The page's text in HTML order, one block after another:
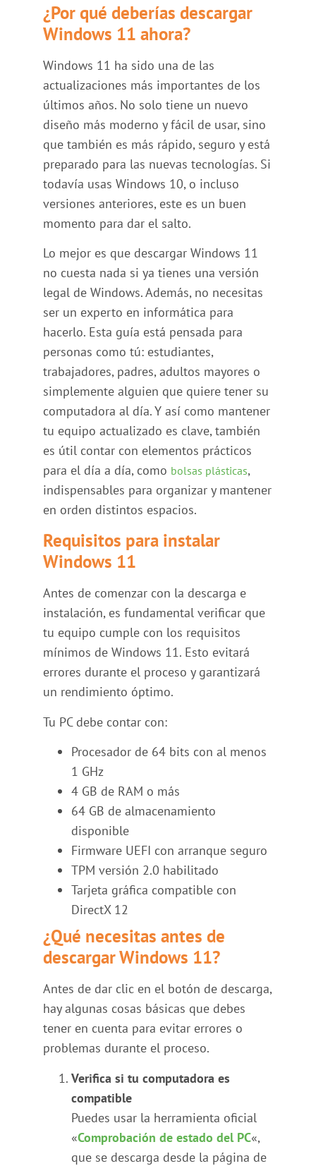
¿Por qué deberías descargar
Windows 11 ahora?
Windows 11 ha sido una de las
actualizaciones más importantes de los
últimos años. No solo tiene un nuevo
diseño más moderno y fácil de usar, sino
que también es más rápido, seguro y está
preparado para las nuevas tecnologías. Si
todavía usas Windows 10, o incluso
versiones anteriores, este es un buen
momento para dar el salto.
Lo mejor es que descargar Windows 11
no cuesta nada si ya tienes una versión
legal de Windows. Además, no necesitas
ser un experto en informática para
hacerlo. Esta guía está pensada para
personas como tú: estudiantes,
trabajadores, padres, adultos mayores o
simplemente alguien que quiere tener su
computadora al día. Y así como mantener
tu equipo actualizado es clave, también
es útil contar con elementos prácticos
para el día a día, como bolsas plásticas,
indispensables para organizar y mantener
en orden distintos espacios.
Requisitos para instalar
Windows 11
Antes de comenzar con la descarga e
instalación, es fundamental verificar que
tu equipo cumple con los requisitos
mínimos de Windows 11. Esto evitará
errores durante el proceso y garantizará
un rendimiento óptimo.
Tu PC debe contar con:
Procesador de 64 bits con al menos
1 GHz
4 GB de RAM o más
64 GB de almacenamiento
disponible
Firmware UEFI con arranque seguro
TPM versión 2.0 habilitado
Tarjeta gráfica compatible con
DirectX 12
¿Qué necesitas antes de
descargar Windows 11?
Antes de dar clic en el botón de descarga,
hay algunas cosas básicas que debes
tener en cuenta para evitar errores o
problemas durante el proceso.
Verifica si tu computadora es
compatible
Puedes usar la herramienta oficial
«Comprobación de estado del PC«,
que se descarga desde la página de